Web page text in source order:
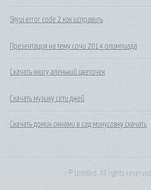
Skyui error code 2 как исправить
Презентация на тему сочи 2014 олимпиада
Скачать книгу аленький цветочек
Скачать музыку сети джей
Скачать домик окнами в сад минусовку скачать
© Untitled. All rights reserved.